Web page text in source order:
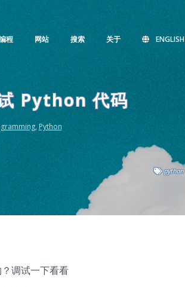
程 网站 搜索 关于 ENGLISH
Python 代码
, Python
python
调试一下看看